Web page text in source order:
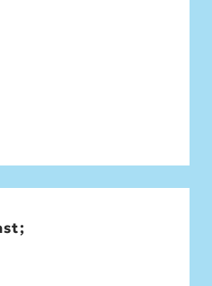
πρέπει να ξαναμπεί